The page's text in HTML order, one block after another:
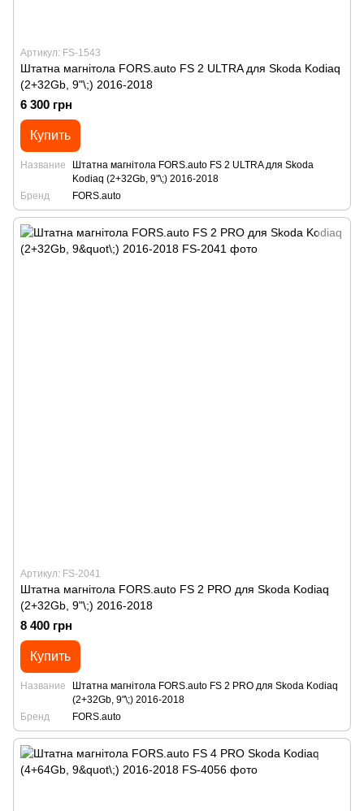
Артикул: FS-1543
Штатна магнітола FORS.auto FS 2 ULTRA для Skoda Kodiaq
(2+32Gb, 9"\;) 2016-2018
6 300 грн
Купить
Название
Штатна магнітола FORS.auto FS 2 ULTRA для Skoda
Kodiaq (2+32Gb, 9"\;) 2016-2018
Бренд
FORS.auto
Артикул: FS-2041
Штатна магнітола FORS.auto FS 2 PRO для Skoda Kodiaq
(2+32Gb, 9"\;) 2016-2018
8 400 грн
Купить
Название
Штатна магнітола FORS.auto FS 2 PRO для Skoda Kodiaq
(2+32Gb, 9"\;) 2016-2018
Бренд
FORS.auto